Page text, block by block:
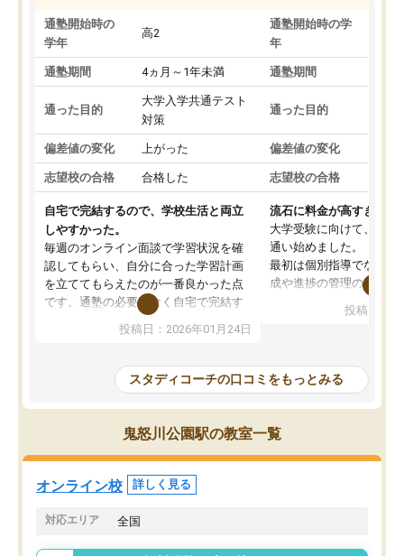
通塾開始時の
学年
高2
通塾期間 4ヵ月～1年未満
通った目的
大学入学共通テスト
対策
偏差値の変化 上がった
志望校の合格 合格した
自宅で完結するので、学校生活と両立
しやすかった。
毎週のオンライン面談で学習状況を確
認してもらい、自分に合った学習計画
を立ててもらえたのが一番良かった点
です。通塾の必要がなく自宅で完結す
たです。コーチが現役大学生で相談し
安も気軽に話せました。勉強習慣が身
についたと感じています。また、チャ
ットで質問できるのも便利でした。一
人では迷いがちだった受験勉強を、最
だと思います。
投稿日：2026年01月24日
通塾開始時の学
年
通塾期間
通った目的
偏差値の変化
志望校の合格
流石に料金が高すぎる
大学受験に向けて、高2
通い始めました。
最初は個別指導でなく、
成や進捗の管理のみのコ
じ個別指導コースに変更
性が良くなかったです。
モチベーションが上がら
にやめてしまいました。
追加で料金を払うことで
の方の予定が空いていな
投稿日：
スタディコーチの口コミをもっとみる
鬼怒川公園駅の教室一覧
オンライン校 詳しく見る
対応エリア 全国